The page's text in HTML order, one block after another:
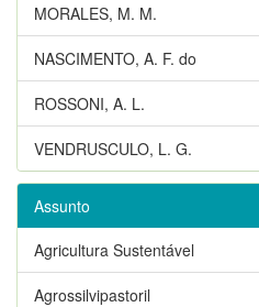
MORALES, M. M.
NASCIMENTO, A. F. do
ROSSONI, A. L.
VENDRUSCULO, L. G.
Assunto
Agricultura Sustentável
Agrossilvipastoril